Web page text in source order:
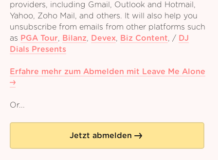
providers, including Gmail, Outlook and Hotmail,
Yahoo, Zoho Mail, and others. It will also help you
unsubscribe from emails from other platforms such
as PGA Tour, Bilanz, Devex, Biz Content, / DJ
Dials Presents
Erfahre mehr zum Abmelden mit Leave Me Alone
Or...
Jetzt abmelden